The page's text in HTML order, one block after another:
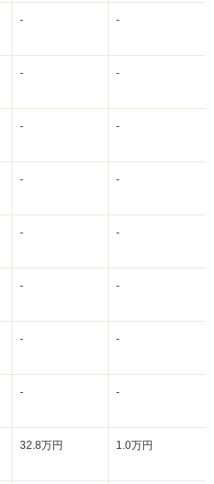
- -
- -
- -
- -
- -
- -
- -
- -
32.8万円 1.0万円